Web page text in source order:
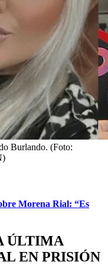
Burlando. (Foto:
Morena Rial: “Es
ÚLTIMA
EN PRISIÓN